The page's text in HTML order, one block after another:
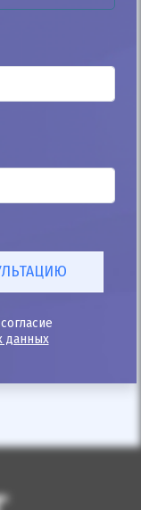
ID: 1171132
данных